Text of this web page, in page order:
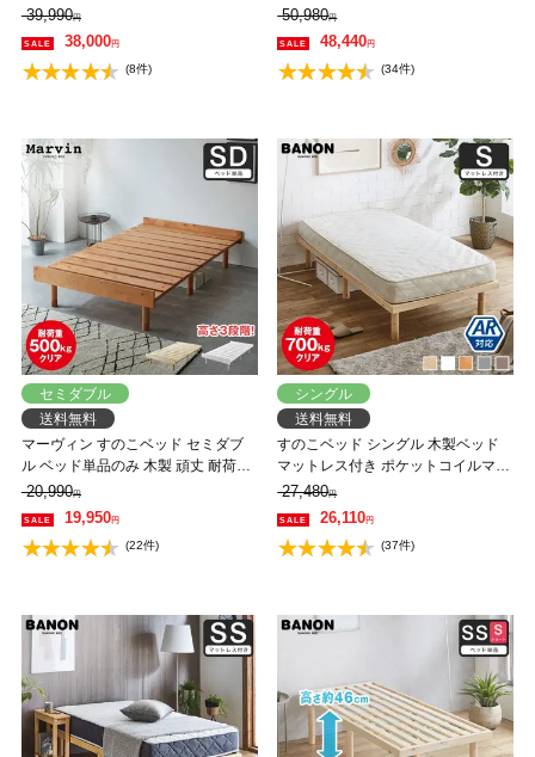
２段階調整 すのこベッド ステージ
ベッド 脚付きベッド 【大型家具配
送】
39,990円
38,000円
(8件)
ット 耐荷重350kg ヘッドレス 高さ4
段階 低ホルムアルデヒド バノン
【AR】 【大型家具配送】
50,980円
48,440円
(34件)
セミダブル
送料無料
マーヴィン すのこベッド セミダブ
ル ベッド単品のみ 木製 頑丈 耐荷重
500kg ヘッドレス 高さ3段階
20,990円
19,950円
(22件)
シングル
送料無料
すのこベッド シングル 木製ベッド
マットレス付き ポケットコイルマッ
トレス かため 組立簡単 ヘッドレス
一人暮らし 北欧 低ホルムアルデヒ
ド バノン【AR】
27,480円
26,110円
(37件)